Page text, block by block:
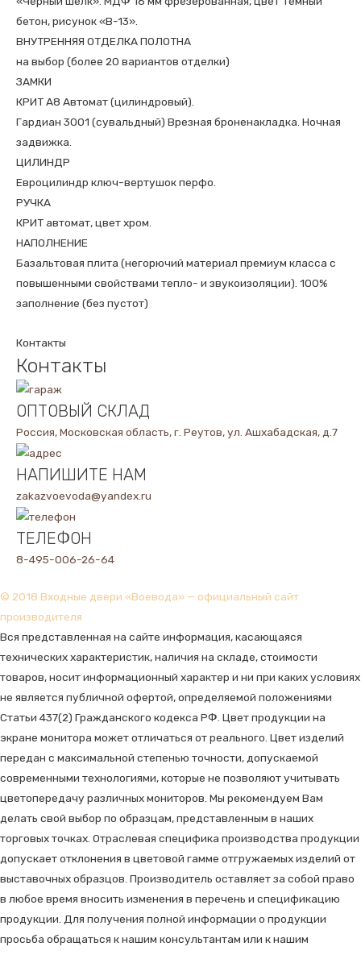
бетон, рисунок «В-13».
ВНУТРЕННЯЯ ОТДЕЛКА ПОЛОТНА
на выбор (более 20 вариантов отделки)
ЗАМКИ
КРИТ А8 Автомат (цилиндровый).
Гардиан 3001 (сувальдный) Врезная броненакладка. Ночная
задвижка.
ЦИЛИНДР
Евроцилиндр ключ-вертушок перфо.
РУЧКА
КРИТ автомат, цвет хром.
НАПОЛНЕНИЕ
Базальтовая плита (негорючий материал премиум класса с
повышенными свойствами тепло- и звукоизоляции). 100%
заполнение (без пустот)
Контакты
Контакты
ОПТОВЫЙ СКЛАД
Россия, Московская область, г. Реутов, ул. Ашхабадская, д.7
НАПИШИТЕ НАМ
zakazvoevoda@yandex.ru
ТЕЛЕФОН
8-495-006-26-64
© 2018 Входные двери «Воевода» — официальный сайт
производителя
Вся представленная на сайте информация, касающаяся
технических характеристик, наличия на складе, стоимости
товаров, носит информационный характер и ни при каких условиях
не является публичной офертой, определяемой положениями
Статьи 437(2) Гражданского кодекса РФ. Цвет продукции на
экране монитора может отличаться от реального. Цвет изделий
передан с максимальной степенью точности, допускаемой
современными технологиями, которые не позволяют учитывать
цветопередачу различных мониторов. Мы рекомендуем Вам
делать свой выбор по образцам, представленным в наших
торговых точках. Отраслевая специфика производства продукции
допускает отклонения в цветовой гамме отгружаемых изделий от
выставочных образцов. Производитель оставляет за собой право
в любое время вносить изменения в перечень и спецификацию
продукции. Для получения полной информации о продукции
просьба обращаться к нашим консультантам или к нашим